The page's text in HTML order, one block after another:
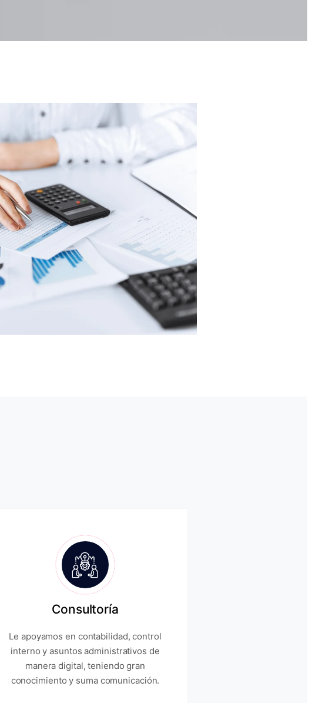
Consultoría
Le apoyamos en contabilidad, control
interno y asuntos administrativos de
manera digital, teniendo gran
conocimiento y suma comunicación.